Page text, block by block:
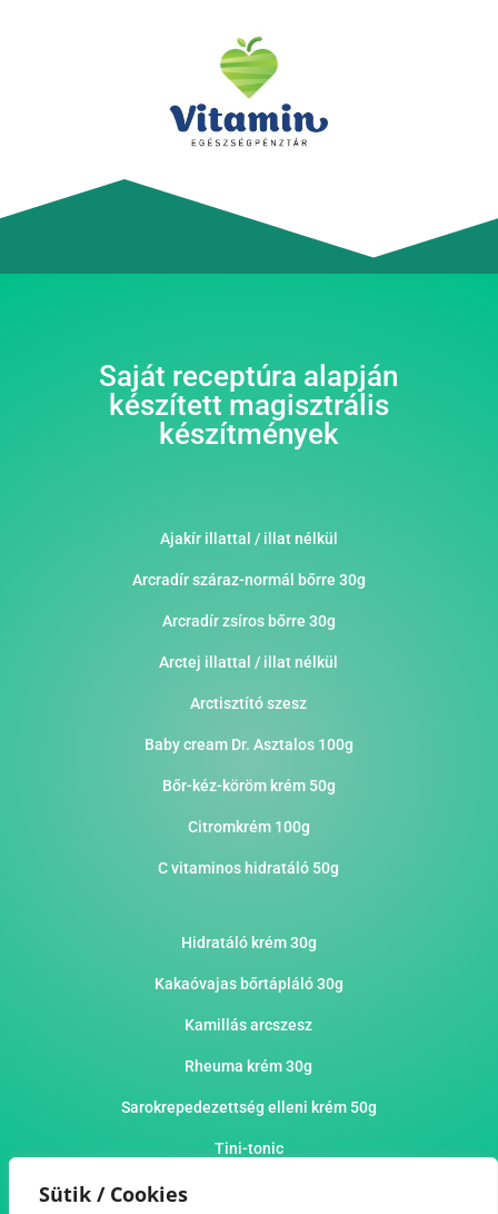
Sütik / Cookies
Saját receptúra alapján
készített magisztrális
készítmények
Ajakír illattal / illat nélkül
Arcradír száraz-normál bőrre 30g
Arcradír zsíros bőrre 30g
Arctej illattal / illat nélkül
Arctisztító szesz
Baby cream Dr. Asztalos 100g
Bőr-kéz-köröm krém 50g
Citromkrém 100g
C vitaminos hidratáló 50g
Hidratáló krém 30g
Kakaóvajas bőrtápláló 30g
Kamillás arcszesz
Rheuma krém 30g
Sarokrepedezettség elleni krém 50g
Tini-tonic